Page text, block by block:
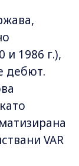
и 1986 г.),
дебют.
VAR